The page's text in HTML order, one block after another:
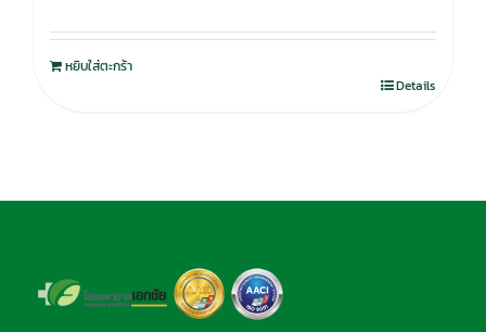
หยิบใส่ตะกร้า
Details